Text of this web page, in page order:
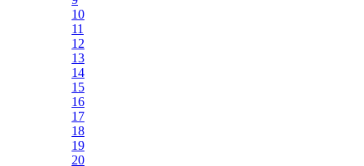
10
11
12
13
14
15
16
17
18
19
20